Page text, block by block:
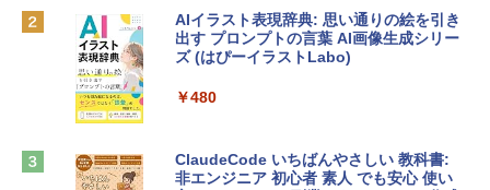
￥162,598
tomtoc 360°保護 15.6 16インチ パソコ
￥2,952
Robloxギフトカード - 2,000 Robux 【限
定バーチャルアイテムを含む】 【オンラ
ラインコード版
AIイラスト表現辞典: 思い通りの絵を引き
出す プロンプトの言葉 AI画像生成シリー
ズ (はぴーイラストLabo)
￥480
ClaudeCode いちばんやさしい 教科書:
非エンジニア 初心者 素人 でも安心 使い